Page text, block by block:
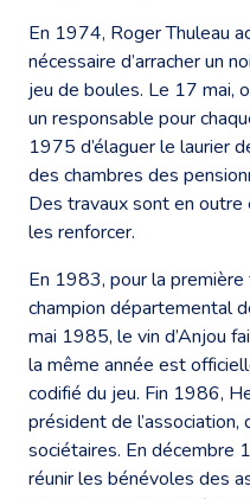
En 1974, Roger Thuleau
nécessaire d’arracher un
jeu de boules. Le 17 mai,
un responsable pour
1975 d’élaguer le laurier
des chambres des
Des travaux sont en
les renforcer.
En 1983, pour la
champion départemental
mai 1985, le vin d’Anjou
la même année est
codifié du jeu. Fin 1986,
président de
sociétaires. En décembre
réunir les bénévoles des